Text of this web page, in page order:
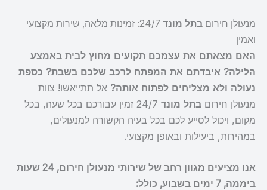
מנעולן חירום בתל מונד
24/7: זמינות מלאה, שירות מקצועי
ואמין
האם מצאתם את עצמכם תקועים מחוץ לבית באמצע
הלילה? איבדתם את המפתח לרכב שלכם בשבת? כספת
נעולה ולא מצליחים לפתוח אותה? אל תתייאשו! צוות
מנעולן חירום בתל מונד
24/7 זמין עבורכם בכל שעה, בכל
מקום, ויכול לסייע לכם בכל בעיה הקשורה למנעולים,
במהירות, ביעילות ובאופן מקצועי.
אנו מציעים מגוון רחב של שירותי מנעולן חירום, 24 שעות
ביממה, 7 ימים בשבוע, כולל: